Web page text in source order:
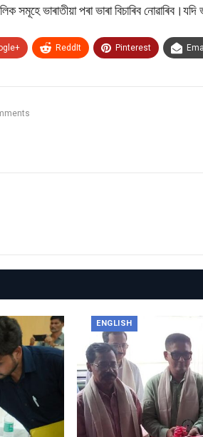
ভাৰাতীয়া পৰা ভাৰা বিচাৰিব নোৱাৰিব।যদি
ReddIt Pinterest
ENGLISH